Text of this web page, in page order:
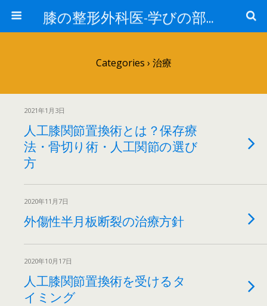
膝の整形外科医-学びの部屋-
Categories › 治療
2021年1月3日
人工膝関節置換術とは？保存療
法・骨切り術・人工関節の選び
方
2020年11月7日
外傷性半月板断裂の治療方針
2020年10月17日
人工膝関節置換術を受けるタ
イミング